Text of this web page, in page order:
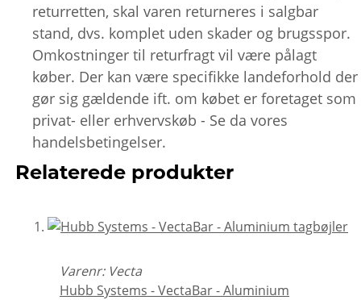
returretten, skal varen returneres i salgbar
stand, dvs. komplet uden skader og brugsspor.
Omkostninger til returfragt vil være pålagt
køber. Der kan være specifikke landeforhold der
gør sig gældende ift. om købet er foretaget som
privat- eller erhvervskøb - Se da vores
handelsbetingelser.
Relaterede produkter
Varenr: Vecta
Hubb Systems - VectaBar - Aluminium